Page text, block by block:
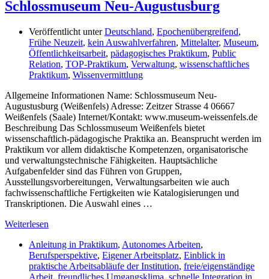
Schlossmuseum Neu-Augustusburg
Veröffentlicht unterDeutschland, Epochenübergreifend,
Frühe Neuzeit, kein Auswahlverfahren, Mittelalter, Museum,
Öffentlichkeitsarbeit, pädagogisches Praktikum, Public
Relation, TOP-Praktikum, Verwaltung, wissenschaftliches
Praktikum, Wissenvermittlung
Allgemeine Informationen Name: Schlossmuseum Neu-
Augustusburg (Weißenfels) Adresse: Zeitzer Strasse 4 06667
Weißenfels (Saale) Internet/Kontakt: www.museum-weissenfels.de
Beschreibung Das Schlossmuseum Weißenfels bietet
wissenschaftlich-pädagogische Praktika an. Beansprucht werden im
Praktikum vor allem didaktische Kompetenzen, organisatorische
und verwaltungstechnische Fähigkeiten. Hauptsächliche
Aufgabenfelder sind das Führen von Gruppen,
Ausstellungsvorbereitungen, Verwaltungsarbeiten wie auch
fachwissenschaftliche Fertigkeiten wie Katalogisierungen und
Transkriptionen. Die Auswahl eines …
Weiterlesen
Anleitung in Praktikum, Autonomes Arbeiten,
Berufsperspektive, Eigener Arbeitsplatz, Einblick in
praktische Arbeitsabläufe der Institution, freie/eigenständige